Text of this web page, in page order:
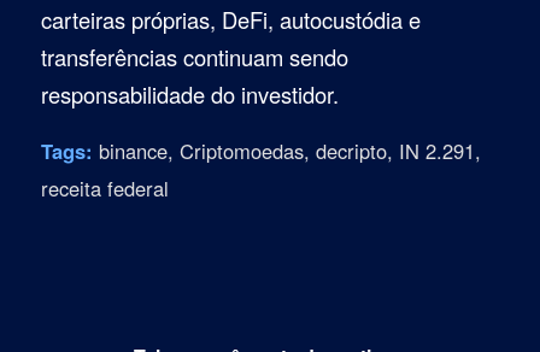
carteiras próprias, DeFi, autocustódia e
transferências continuam sendo
responsabilidade do investidor.
Tags: binance, Criptomoedas, decripto, IN 2.291,
receita federal